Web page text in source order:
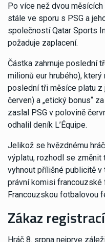
Po více než dvou
stále ve sporu s PSG a
společností Qatar Sports
požaduje zaplacení.
Částka zahrnuje poslední
milionů eur hrubého), který
poslední tři měsíce platu z
červen) a „etický bonus“
zaslal PSG v polovině
odhalil deník L’Équipe.
Jelikož se hvězdnému
výplatu, rozhodl se
vyhnout přílišné publicitě
právní komisi
Francouzskou fotbalovou
Zákaz registrací
Hráč 8. srpna nejprve